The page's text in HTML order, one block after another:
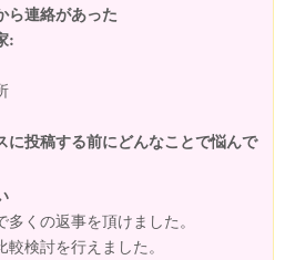
ら連絡があった
:
に投稿する前にどんなことで悩んで
くの返事を頂けました。
検討を行えました。